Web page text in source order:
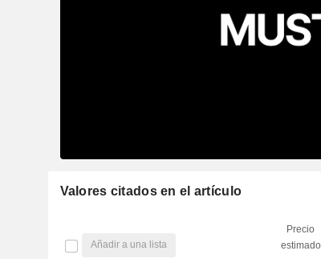
Valores citados en el artículo
Añadir a una lista
Precio
estimado